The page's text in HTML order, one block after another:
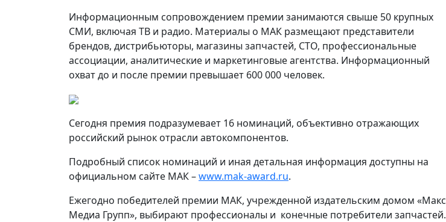
Информационным сопровождением премии занимаются свыше 50 крупных
СМИ, включая ТВ и радио. Материалы о МАК размещают представители
брендов, дистрибьюторы, магазины запчастей, СТО, профессиональные
ассоциации, аналитические и маркетинговые агентства. Информационный
охват до и после премии превышает 600 000 человек.
Сегодня премия подразумевает 16 номинаций, объективно отражающих
российский рынок отрасли автокомпонентов.
Подробный список номинаций и иная детальная информация доступны на
официальном сайте МАК –www.mak-award.ru.
Ежегодно победителей премии МАК, учрежденной издательским домом «Макс
Медиа Групп», выбирают профессионалы и конечные потребители запчастей.